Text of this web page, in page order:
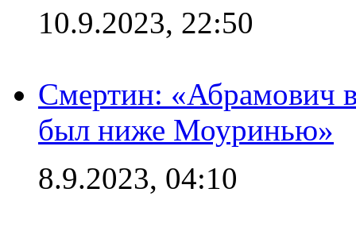
10.9.2023, 22:50
Смертин: «Абрамович в
был ниже Моуринью»
8.9.2023, 04:10